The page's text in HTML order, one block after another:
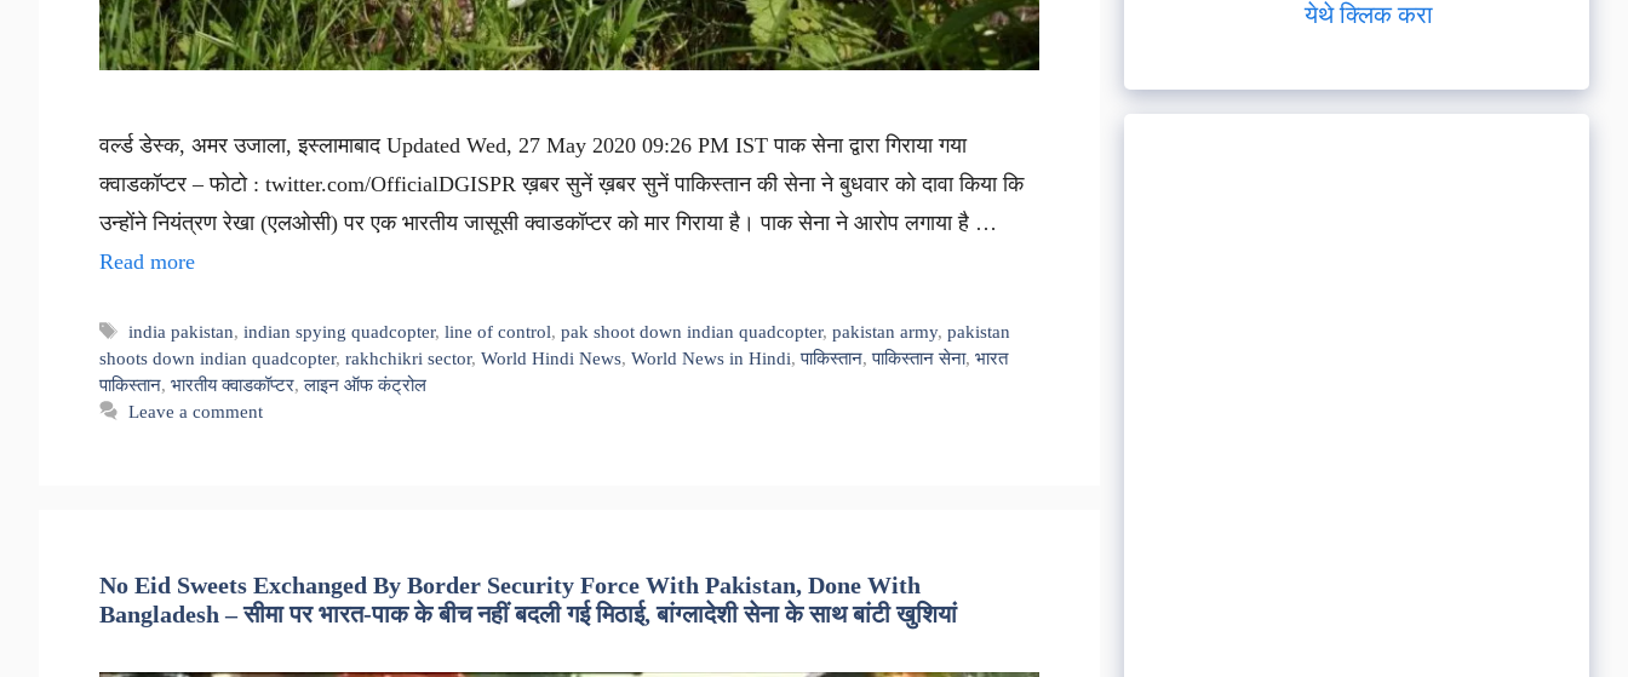
वर्ल्ड डेस्क, अमर उजाला, इस्लामाबाद Updated Wed, 27 May 2020 09:26 PM IST पाक सेना द्वारा गिराया गया
क्वाडकॉप्टर – फोटो : twitter.com/OfficialDGISPR ख़बर सुनें ख़बर सुनें पाकिस्तान की सेना ने बुधवार को दावा किया कि
उन्होंने नियंत्रण रेखा (एलओसी) पर एक भारतीय जासूसी क्वाडकॉप्टर को मार गिराया है। पाक सेना ने आरोप लगाया है …
Read more
Tags
india pakistan,indian spying quadcopter,line of control,pak shoot down indian quadcopter,pakistan army,pakistan
shoots down indian quadcopter, rakhchikri sector, World Hindi News, World News in Hindi,पाकिस्तान,पाकिस्तान सेना, भारत
पाकिस्तान, भारतीय क्वाडकॉप्टर,लाइन ऑफ कंट्रोल
Leave a comment
No Eid Sweets Exchanged By Border Security Force With Pakistan, Done With
Bangladesh – सीमा पर भारत-पाक के बीच नहीं बदली गई मिठाई, बांग्लादेशी सेना के साथ बांटी खुशियां
येथे क्लिक करा